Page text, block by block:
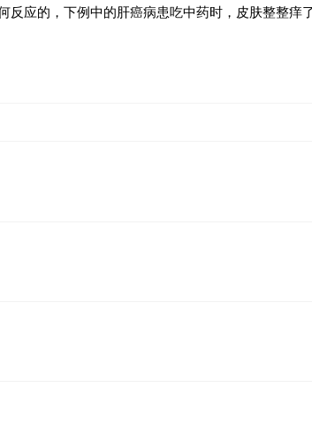
应的，下例中的肝癌病患吃中药时，皮肤整整痒